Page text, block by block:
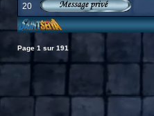
20
Page 1 sur 191